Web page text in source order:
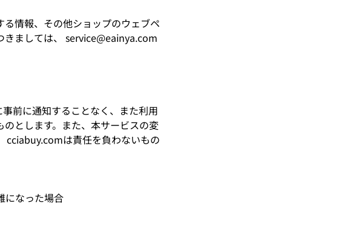
情報、その他ショップのウェブペ
ましては、 service@eainya.com
前に通知することなく、また利用
とします。また、本サービスの変
cciabuy.comは責任を負わないもの
になった場合